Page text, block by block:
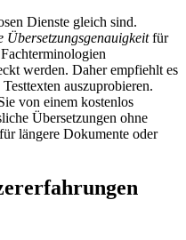
Dienste gleich sind.
Übersetzungsgenauigkeitfür
werden. Daher empfiehlt es
auszuprobieren.
von einem kostenlos
Übersetzungen ohne
längere Dokumente oder